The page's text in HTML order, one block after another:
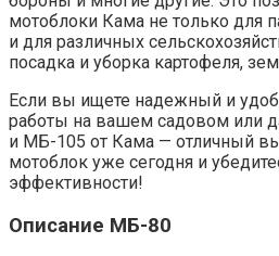
мотоблоки Кама не только для
и для различных
посадка и уборка картофеля,
Если вы ищете надежный и
работы на вашем садовом или
и МБ-105 от Кама — отличный
мотоблок уже сегодня и
эффективности!
Описание МБ-80